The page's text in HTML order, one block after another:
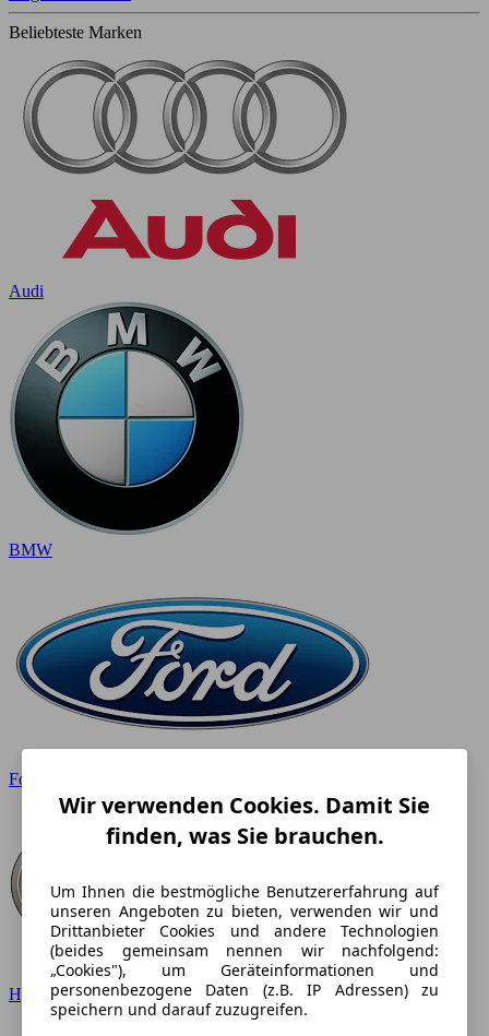
Beliebteste Marken
Audi
BMW
Ford
Hyundai
Wir verwenden Cookies. Damit Sie
finden, was Sie brauchen.
Um Ihnen die bestmögliche Benutzererfahrung auf
unseren Angeboten zu bieten, verwenden wir und
Drittanbieter Cookies und andere Technologien
(beides gemeinsam nennen wir nachfolgend:
„Cookies"), um Geräteinformationen und
personenbezogene Daten (z.B. IP Adressen) zu
speichern und darauf zuzugreifen.